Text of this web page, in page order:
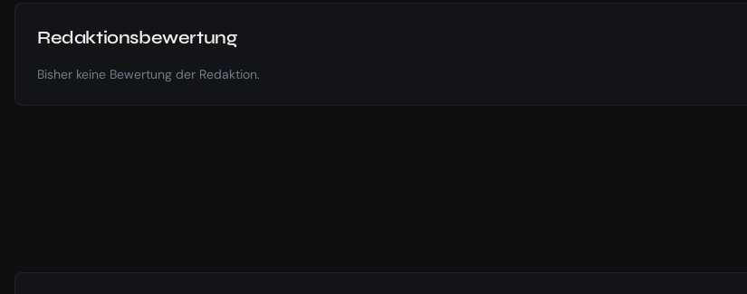
Redaktionsbewertung
Bisher keine Bewertung der Redaktion.